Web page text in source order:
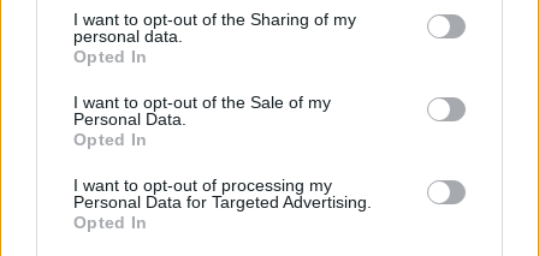
I want to opt-out of the Sharing of my
personal data.
Opted In
I want to opt-out of the Sale of my
Personal Data.
Opted In
I want to opt-out of processing my
Personal Data for Targeted Advertising.
Opted In
Sportas
Aiškėja Modesto
pastatymo data:
nuomonę apie ją išsakė ir
Sportas
čempionai: Juodkrantėje